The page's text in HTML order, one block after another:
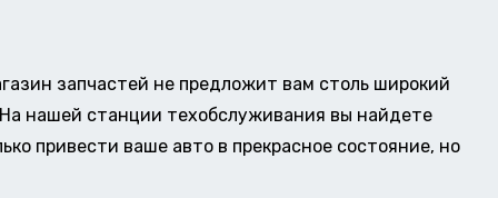
запчастей не предложит вам столь широкий
нашей станции техобслуживания вы найдете
привести ваше авто в прекрасное состояние, но